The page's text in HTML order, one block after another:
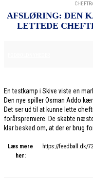
AFSLØRING: DEN
LETTEDE
En testkamp i Skive viste en
Den nye spiller Osman Addo
Det ser ud til at kunne lette
forårspremiere. De skabte
klar besked om, at der er brug
Læs mere
her:
https://feedball.dk/